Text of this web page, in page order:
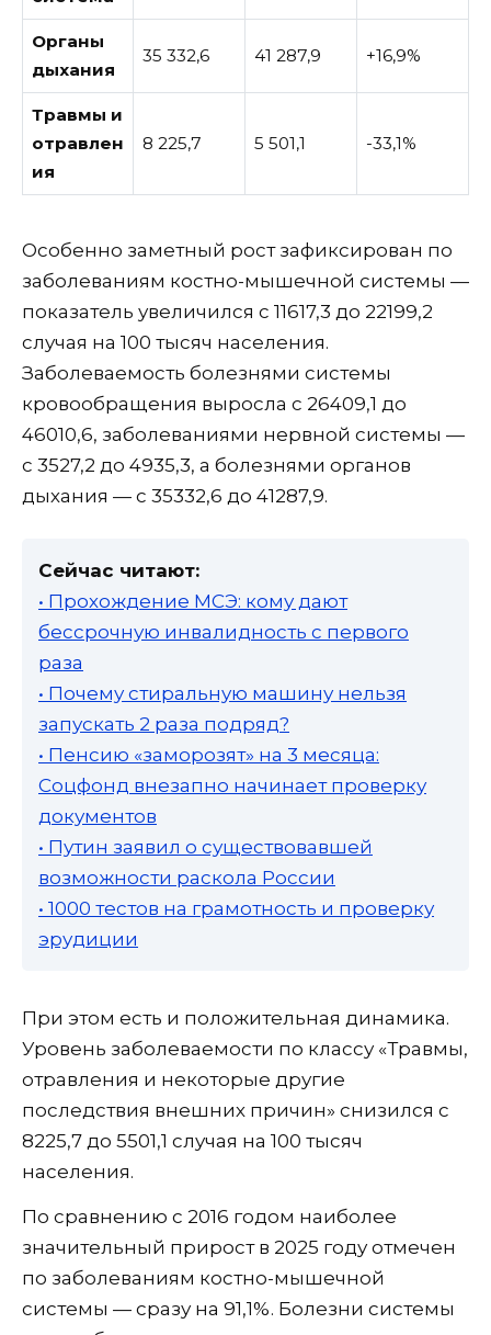
Органы
дыхания
35 332,6 41 287,9 +16,9%
Травмы и
отравлен
ия
8 225,7 5 501,1 -33,1%
Особенно заметный рост зафиксирован по
заболеваниям костно-мышечной системы —
показатель увеличился с 11617,3 до 22199,2
случая на 100 тысяч населения.
Заболеваемость болезнями системы
кровообращения выросла с 26409,1 до
46010,6, заболеваниями нервной системы —
с 3527,2 до 4935,3, а болезнями органов
дыхания — с 35332,6 до 41287,9.
Сейчас читают:
• Прохождение МСЭ: кому дают
бессрочную инвалидность с первого
раза
• Почему стиральную машину нельзя
запускать 2 раза подряд?
• Пенсию «заморозят» на 3 месяца:
Соцфонд внезапно начинает проверку
документов
• Путин заявил о существовавшей
возможности раскола России
• 1000 тестов на грамотность и проверку
эрудиции
При этом есть и положительная динамика.
Уровень заболеваемости по классу «Травмы,
отравления и некоторые другие
последствия внешних причин» снизился с
8225,7 до 5501,1 случая на 100 тысяч
населения.
По сравнению с 2016 годом наиболее
значительный прирост в 2025 году отмечен
по заболеваниям костно-мышечной
системы — сразу на 91,1%. Болезни системы